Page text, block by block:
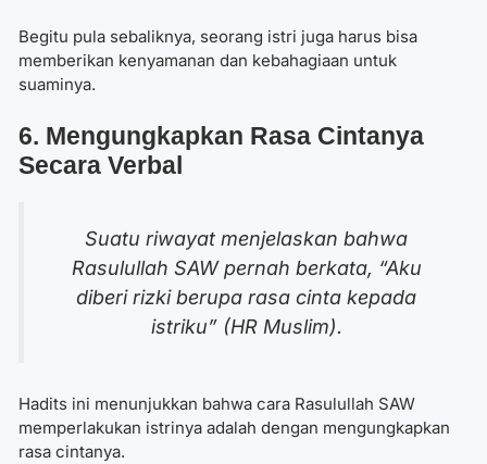
Begitu pula sebaliknya, seorang istri juga harus bisa
memberikan kenyamanan dan kebahagiaan untuk
suaminya.
6. Mengungkapkan Rasa Cintanya
Secara Verbal
Suatu riwayat menjelaskan bahwa
Rasulullah SAW pernah berkata, “Aku
diberi rizki berupa rasa cinta kepada
istriku” (HR Muslim).
Hadits ini menunjukkan bahwa cara Rasulullah SAW
memperlakukan istrinya adalah dengan mengungkapkan
rasa cintanya.